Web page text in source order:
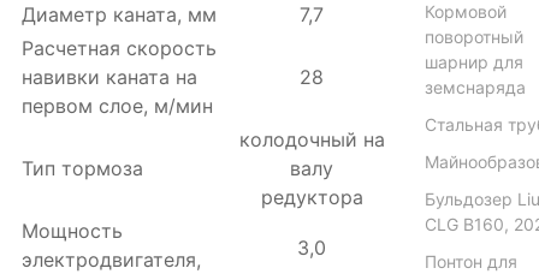
Диаметр каната, мм
7,7
Расчетная скорость
навивки каната на
первом слое, м/мин
28
Тип тормоза
колодочный на
валу
редуктора
Мощность
электродвигателя,
3,0
Кормовой
поворотный
шарнир для
земснаряда
Стальная
Бульдозер
CLG B160,
Понтон для